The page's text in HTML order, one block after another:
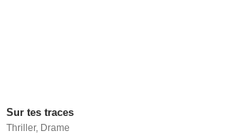
Sur tes traces
Thriller, Drame